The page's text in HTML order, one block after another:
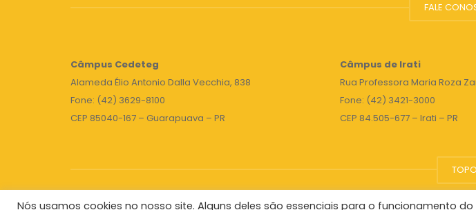
FALE
Câmpus Cedeteg
Alameda Élio Antonio Dalla Vecchia, 838
Fone: (42) 3629-8100
CEP 85040-167 – Guarapuava – PR
Câmpus de Irati
Rua Professora Maria Roza
Fone: (42) 3421-3000
CEP 84.505-677 – Irati – PR
TOPO
Nós usamos cookies no nosso site. Alguns deles são essenciais para o funcionamento